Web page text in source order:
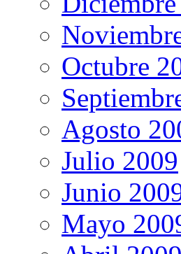
Octubre
Agosto
Julio 2009
Junio
Mayo